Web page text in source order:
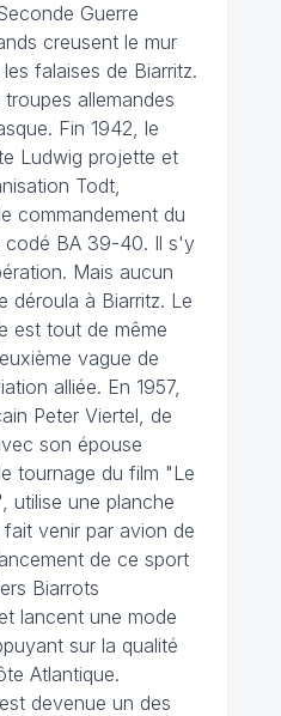
Guerre
creusent le mur
falaises de Biarritz.
allemandes
Fin 1942, le
Ludwig projette et
Todt,
commandement du
codé BA 39-40. Il s'y
Mais aucun
déroula à Biarritz. Le
est tout de même
vague de
alliée. En 1957,
Peter Viertel, de
son épouse
tournage du film "Le
utilise une planche
venir par avion de
de ce sport
Biarrots
lancent une mode
sur la qualité
Atlantique.
devenue un des